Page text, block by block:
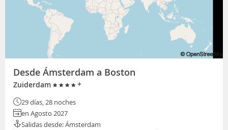
Desde Ámsterdam a Boston
Zuiderdam +
29 días, 28 noches
en Agosto 2027
Salidas desde: Ámsterdam